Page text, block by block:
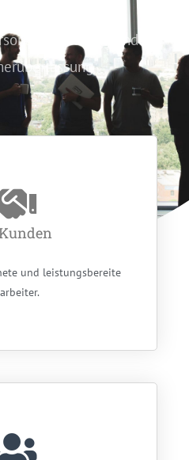
und
und leistungsbereite